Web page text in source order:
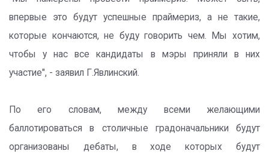
впервые это будут успешные праймериз, а не такие,
которые кончаются, не буду говорить чем. Мы хотим,
чтобы у нас все кандидаты в мэры приняли в них
участие", - заявил Г.Явлинский.
По его словам, между всеми желающими
баллотироваться в столичные градоначальники будут
организованы дебаты, в ходе которых будут